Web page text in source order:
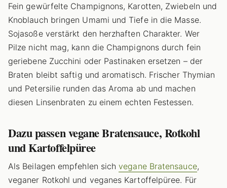
Fein gewürfelte Champignons, Karotten, Zwiebeln und
Knoblauch bringen Umami und Tiefe in die Masse.
Sojasoße verstärkt den herzhaften Charakter. Wer
Pilze nicht mag, kann die Champignons durch fein
geriebene Zucchini oder Pastinaken ersetzen – der
Braten bleibt saftig und aromatisch. Frischer Thymian
und Petersilie runden das Aroma ab und machen
diesen Linsenbraten zu einem echten Festessen.
Dazu passen vegane Bratensauce, Rotkohl
und Kartoffelpüree
Als Beilagen empfehlen sichvegane Bratensauce,
veganer Rotkohl und veganes Kartoffelpüree. Für